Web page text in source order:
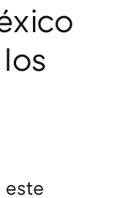
este